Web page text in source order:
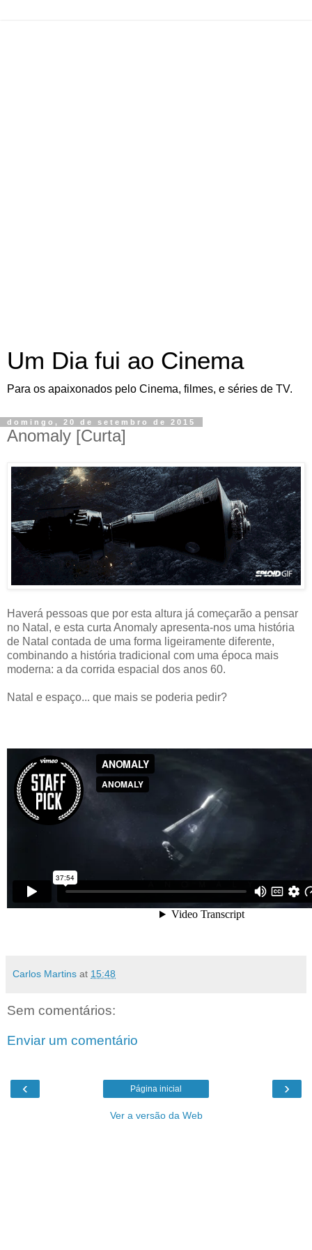
Um Dia fui ao Cinema
Para os apaixonados pelo Cinema, filmes, e séries de TV.
domingo, 20 de setembro de 2015
Anomaly [Curta]
Haverá pessoas que por esta altura já começarão a pensar
no Natal, e esta curta Anomaly apresenta-nos uma história
de Natal contada de uma forma ligeiramente diferente,
combinando a história tradicional com uma época mais
moderna: a da corrida espacial dos anos 60.
Natal e espaço... que mais se poderia pedir?
Carlos Martins at 15:48
Sem comentários:
Enviar um comentário
‹ ›
Página inicial
Ver a versão da Web